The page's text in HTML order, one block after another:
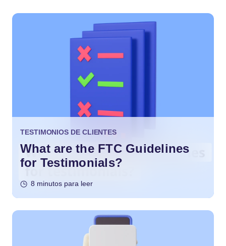
TESTIMONIOS DE CLIENTES
What are the FTC Guidelines
for Testimonials?
8 minutos para leer